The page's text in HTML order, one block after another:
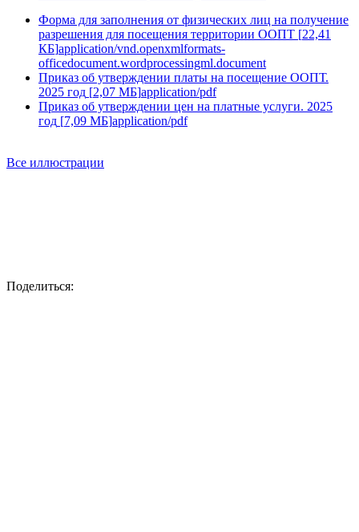
officedocument.wordprocessingml.document
Форма для заполнения от физических лиц на получение
разрешения для посещения территории ООПТ
КБ]application/vnd.openxmlformats-
officedocument.wordprocessingml.document
Приказ об утверждении платы на посещение ООПТ.
2025 год[2,07 МБ]application/pdf